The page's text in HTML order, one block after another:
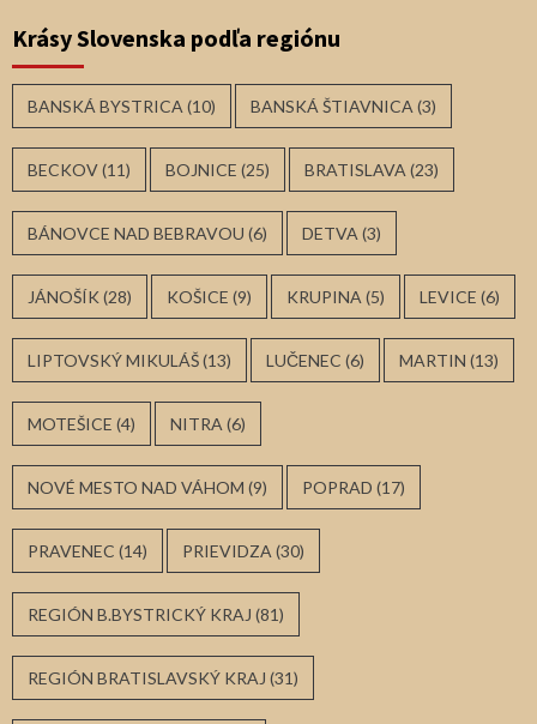
Krásy Slovenska podľa regiónu
BANSKÁ BYSTRICA (10) BANSKÁ ŠTIAVNICA (3)
BECKOV(11) BOJNICE (25) BRATISLAVA (23)
BÁNOVCE NAD BEBRAVOU (6) DETVA (3)
JÁNOŠÍK (28) KOŠICE (9) KRUPINA (5) LEVICE (6)
LIPTOVSKÝ MIKULÁŠ(13) LUČENEC (6) MARTIN (13)
MOTEŠICE (4) NITRA (6)
NOVÉ MESTO NAD VÁHOM (9) POPRAD (17)
PRAVENEC (14) PRIEVIDZA (30)
REGIÓN B.BYSTRICKÝ KRAJ (81)
REGIÓN BRATISLAVSKÝ KRAJ (31)